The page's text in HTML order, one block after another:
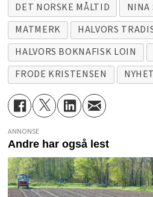
DET NORSKE MÅLTID
NINA
MATMERK
HALVORS
HALVORS BOKNAFISK LOIN
FRODE KRISTENSEN
ANNONSE